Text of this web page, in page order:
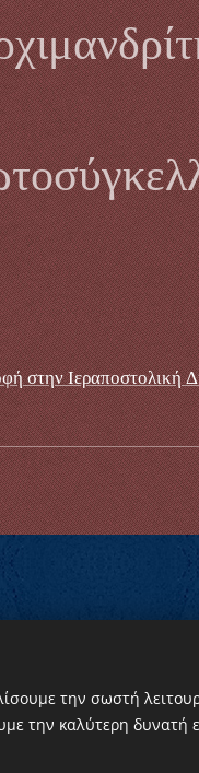
στην Ιεραποστολική
την σωστή
την καλύτερη δυνατή